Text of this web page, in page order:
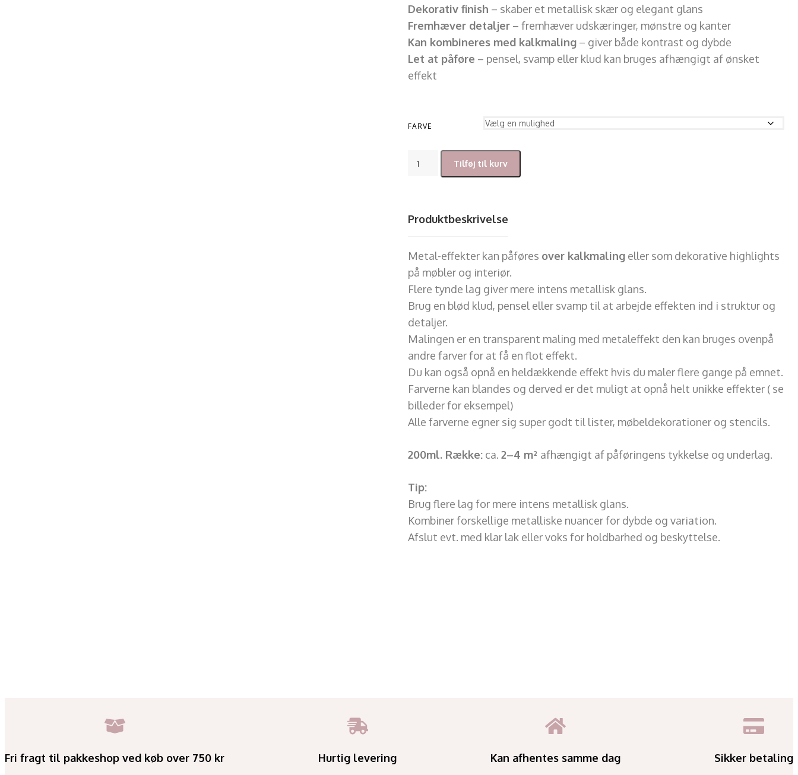
Dekorativ finish – skaber et metallisk skær og elegant glans
Fremhæver detaljer – fremhæver udskæringer, mønstre og kanter
Kan kombineres med kalkmaling – giver både kontrast og dybde
Let at påføre – pensel, svamp eller klud kan bruges afhængigt af ønsket
effekt
FARVE
Tilføj til kurv
Produktbeskrivelse
Metal-effekter kan påføres over kalkmaling eller som dekorative highlights
på møbler og interiør.
Flere tynde lag giver mere intens metallisk glans.
Brug en blød klud, pensel eller svamp til at arbejde effekten ind i struktur og
detaljer.
Malingen er en transparent maling med metaleffekt den kan bruges ovenpå
andre farver for at få en flot effekt.
Du kan også opnå en heldækkende effekt hvis du maler flere gange på emnet.
Farverne kan blandes og derved er det muligt at opnå helt unikke effekter ( se
billeder for eksempel)
Alle farverne egner sig super godt til lister, møbeldekorationer og stencils.
200ml. Række: ca. 2–4 m² afhængigt af påføringens tykkelse og underlag.
Tip:
Brug flere lag for mere intens metallisk glans.
Kombiner forskellige metalliske nuancer for dybde og variation.
Afslut evt. med klar lak eller voks for holdbarhed og beskyttelse.
Fri fragt til pakkeshop ved køb over 750 kr Hurtig levering Kan afhentes samme dag Sikker betaling